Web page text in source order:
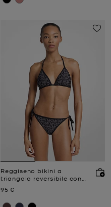
Reggiseno bikini a
triangolo reversibile con
Prezzo attuale
95 €